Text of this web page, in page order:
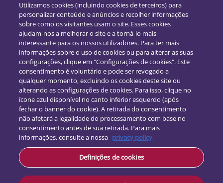
Siga-nos:
Contacto
Proteção de dados
Utilizamos cookies (incluindo cookies de terceiros) para
personalizar conteúdo e anúncios e recolher informações
sobre como os visitantes usam o site. Esses cookies
ajudam-nos a melhorar o site e a torná-lo mais
interessante para os nossos utilizadores. Para ter mais
informações sobre o uso de cookies ou para alterar as suas
configurações, clique em "Configurações de cookies". Este
consentimento é voluntário e pode ser revogado a
qualquer momento, excluindo os cookies deste site ou
alterando as configurações de cookies. Para isso, clique no
ícone azul disponível no canto inferior esquerdo (após
fechar o banner do cookie). A retirada do consentimento
não afetará a legalidade do processamento com base no
consentimento antes de sua retirada. Para mais
informações, consulte a nossa privacy policy
Definições de cookies